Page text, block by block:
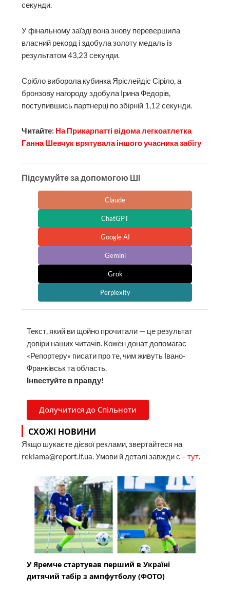
секунди.
У фінальному заїзді вона знову перевершила
власний рекорд і здобула золоту медаль із
результатом 43,23 секунди.
Срібло виборола кубинка Яріслейдіс Сіріло, а
бронзову нагороду здобула Ірина Федорів,
поступившись партнерці по збірній 1,12 секунди.
Читайте: На Прикарпатті відома легкоатлетка
Ганна Шевчук врятувала іншого учасника забігу
Підсумуйте за допомогою ШІ
Claude
ChatGPT
Google AI
Gemini
Grok
Perplexity
Текст, який ви щойно прочитали — це результат
довіри наших читачів. Кожен донат допомагає
«Репортеру» писати про те, чим живуть Івано-
Франківськ та область.
Інвестуйте в правду!
Долучитися до Спільноти
СХОЖІ НОВИНИ
Якщо шукаєте дієвої реклами, звертайтеся на
reklama@report.if.ua. Умови й деталі завжди є –тут.
У Яремче стартував перший в Україні
дитячий табір з ампфутболу (ФОТО)